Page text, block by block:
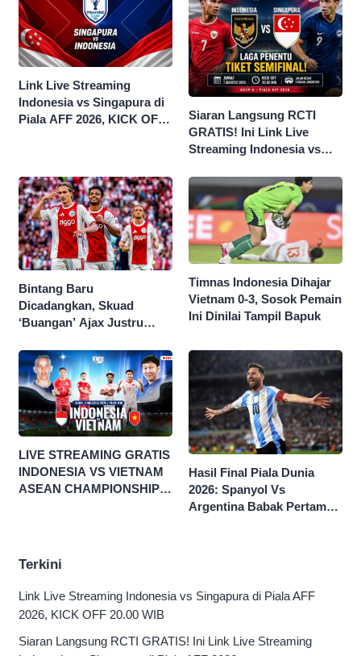
Link Live Streaming
Indonesia vs Singapura di
Piala AFF 2026, KICK OFF
Siaran Langsung RCTI
GRATIS! Ini Link Live
Streaming Indonesia vs
2026
Bintang Baru
Dicadangkan, Skuad
‘Buangan’ Ajax Justru
Timnas Indonesia Dihajar
Vietnam 0-3, Sosok Pemain
Ini Dinilai Tampil Bapuk
LIVE STREAMING GRATIS
INDONESIA VS VIETNAM
ASEAN CHAMPIONSHIP
Hasil Final Piala Dunia
2026: Spanyol Vs
Argentina Babak Pertama
Terkini
Link Live Streaming Indonesia vs Singapura di Piala AFF
2026, KICK OFF 20.00 WIB
Siaran Langsung RCTI GRATIS! Ini Link Live Streaming